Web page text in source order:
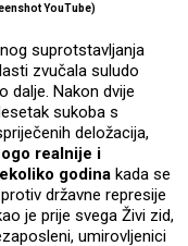
YouTube)
suprotstavljanja
zvučala suludo
dalje. Nakon dvije
sukoba s
deložacija,
realnije i
godina kada se
državne represije
je prije svega Živi zid,
umirovljenici